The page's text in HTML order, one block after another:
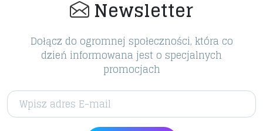
Newsletter
Dołącz do ogromnej społeczności, która co
dzień informowana jest o specjalnych
promocjach